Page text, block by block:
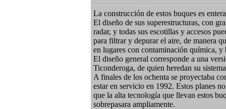
La construcción de estos buques es
El diseño de sus superestructuras, con
radar, y todas sus escotillas y accesos
para filtrar y depurar el aire, de manera
en lugares con contaminación química, y
El diseño general corresponde a una
Ticonderoga, de quien heredan su
A finales de los ochenta se proyectaba
estar en servicio en 1992. Estos planes
que la alta tecnología que llevan estos
sobrepasara ampliamente.